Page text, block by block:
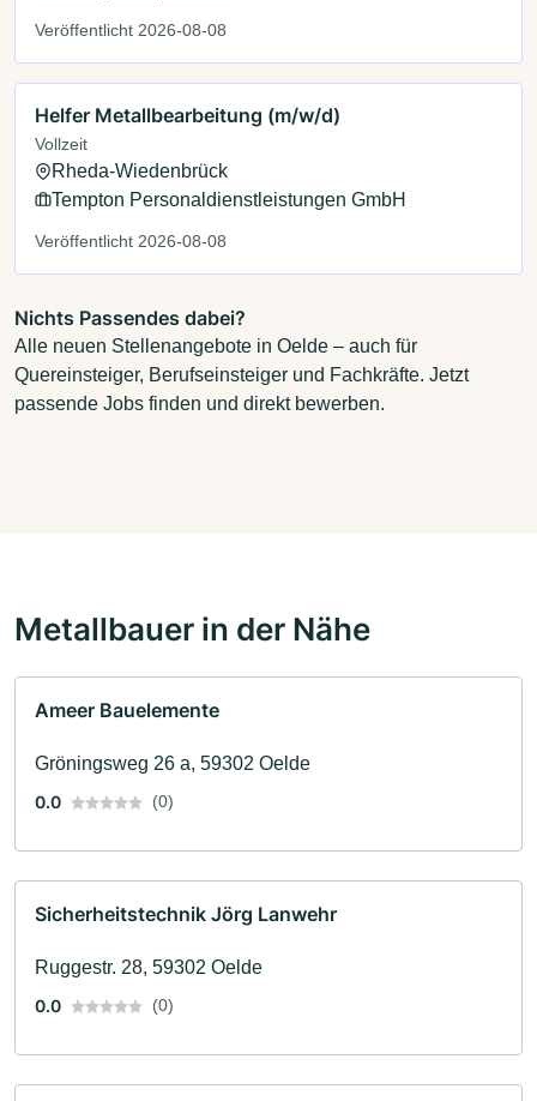
Veröffentlicht 2026-08-08
Helfer Metallbearbeitung (m/w/d)
Vollzeit
Rheda-Wiedenbrück
Tempton Personaldienstleistungen GmbH
Veröffentlicht 2026-08-08
Nichts Passendes dabei?
Alle neuen Stellenangebote in Oelde – auch für
Quereinsteiger, Berufseinsteiger und Fachkräfte. Jetzt
passende Jobs finden und direkt bewerben.
Metallbauer in der Nähe
Ameer Bauelemente
Gröningsweg 26 a, 59302 Oelde
0.0
(0)
Sicherheitstechnik Jörg Lanwehr
Ruggestr. 28, 59302 Oelde
0.0
(0)